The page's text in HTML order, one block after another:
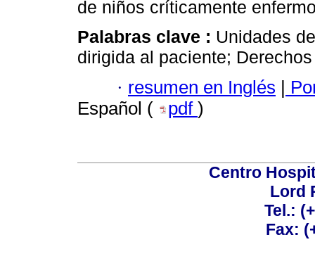
de niños críticamente
Palabras clave : Unidades
dirigida al paciente;
· resumen en Inglés |
Español (
pdf )
Centro
Lord
Tel.:
Fax: